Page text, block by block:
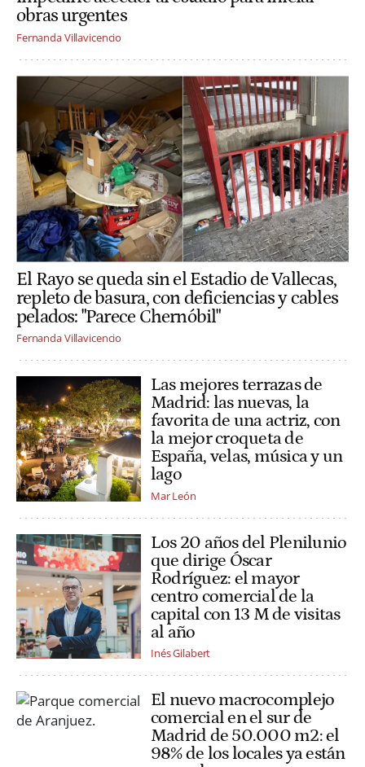
obras urgentes
Fernanda Villavicencio
El Rayo se queda sin el Estadio de Vallecas,
repleto de basura, con deficiencias y cables
pelados: "Parece Chernóbil"
Fernanda Villavicencio
Las mejores terrazas de
Madrid: las nuevas, la
favorita de una actriz, con
la mejor croqueta de
España, velas, música y un
lago
Mar León
Los 20 años del Plenilunio
que dirige Óscar
Rodríguez: el mayor
centro comercial de la
capital con 13 M de visitas
al año
Inés Gilabert
El nuevo macrocomplejo
comercial en el sur de
Madrid de 50.000 m2: el
98% de los locales ya están